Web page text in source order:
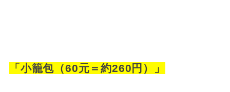
「小籠包（60元＝約260円）」